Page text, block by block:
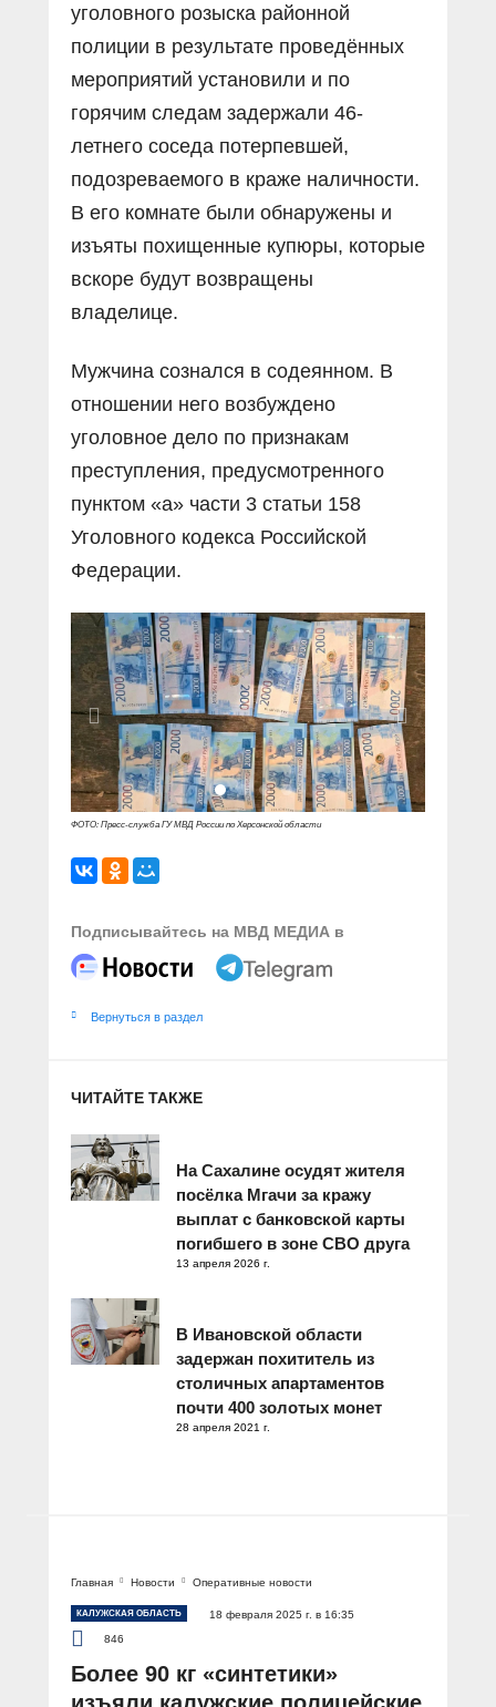
уголовного розыска районной
полиции в результате проведённых
мероприятий установили и по
горячим следам задержали 46-
летнего соседа потерпевшей,
подозреваемого в краже наличности.
В его комнате были обнаружены и
изъяты похищенные купюры, которые
вскоре будут возвращены
владелице.
Мужчина сознался в содеянном. В
отношении него возбуждено
уголовное дело по признакам
преступления, предусмотренного
пунктом «а» части 3 статьи 158
Уголовного кодекса Российской
Федерации.
ФОТО: Пресс-служба ГУ МВД России по Херсонской области
Подписывайтесь на МВД МЕДИА в
Вернуться в раздел
ЧИТАЙТЕ ТАКЖЕ
На Сахалине осудят жителя
посёлка Мгачи за кражу
выплат с банковской карты
погибшего в зоне СВО друга
13 апреля 2026 г.
В Ивановской области
задержан похититель из
столичных апартаментов
почти 400 золотых монет
28 апреля 2021 г.
Главная Новости Оперативные новости
КАЛУЖСКАЯ ОБЛАСТЬ
18 февраля 2025 г. в 16:35
846
Более 90 кг «синтетики»